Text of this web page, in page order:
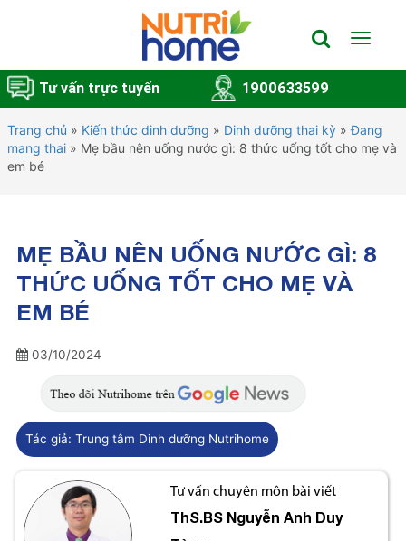
Toggle
Tư vấn trực tuyến 1900633599
Trang chủ » Kiến thức dinh dưỡng » Dinh dưỡng thai kỳ »Đang
mang thai » Mẹ bầu nên uống nước gì: 8 thức uống tốt cho mẹ và
em bé
MẸ BẦU NÊN UỐNG NƯỚC GÌ: 8
THỨC UỐNG TỐT CHO MẸ VÀ
EM BÉ
03/10/2024
Tác giả: Trung tâm Dinh dưỡng Nutrihome
Tư vấn chuyên môn bài viết
ThS.BS Nguyễn Anh Duy